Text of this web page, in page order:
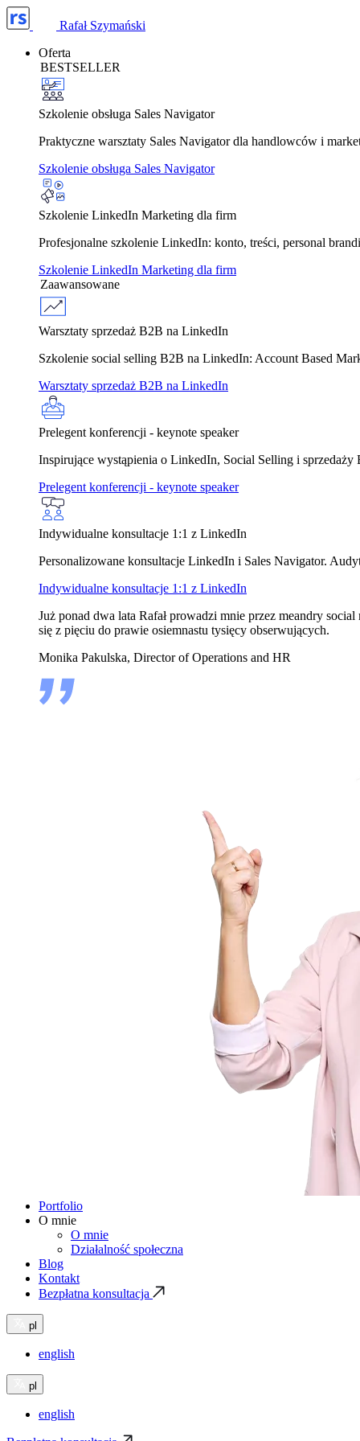
Rafał Szymański
Oferta
BESTSELLER
Szkolenie obsługa Sales Navigator
Praktyczne warsztaty Sales Navigator dla handlowców i
Szkolenie obsługa Sales Navigator
Szkolenie LinkedIn Marketing dla firm
Profesjonalne szkolenie LinkedIn: konto, treści, personal
Szkolenie LinkedIn Marketing dla firm
Zaawansowane
Warsztaty sprzedaż B2B na LinkedIn
Szkolenie social selling B2B na LinkedIn: Account Based
Warsztaty sprzedaż B2B na LinkedIn
Prelegent konferencji - keynote speaker
Inspirujące wystąpienia o LinkedIn, Social Selling i
Prelegent konferencji - keynote speaker
Indywidualne konsultacje 1:1 z LinkedIn
Personalizowane konsultacje LinkedIn i Sales Navigator.
Indywidualne konsultacje 1:1 z LinkedIn
Już ponad dwa lata Rafał prowadzi mnie przez meandry
się z pięciu do prawie osiemnastu tysięcy obserwujących.
Monika Pakulska, Director of Operations and HR
Portfolio
O mnie
O mnie
Działalność społeczna
Blog
Kontakt
Bezpłatna konsultacja
pl
english
pl
english